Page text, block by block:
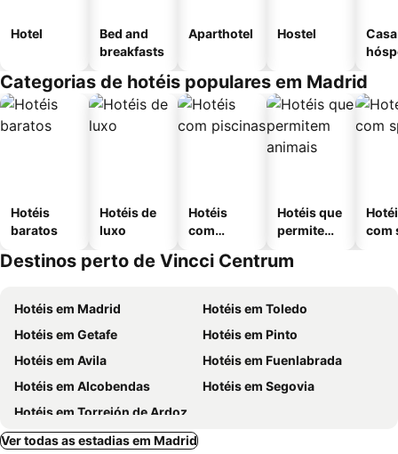
Hotel
Bed and
breakfasts
Aparthotel Hostel
Categorias de hotéis populares em Madrid
Hotéis
baratos
Hotéis de
luxo
Hotéis
com
Hotéis que
permitem
com
Destinos perto de Vincci Centrum
Hotéis em Madrid
Hotéis em Toledo
Hotéis em Getafe
Hotéis em Pinto
Hotéis em Avila
Hotéis em Fuenlabrada
Hotéis em Alcobendas
Hotéis em Segovia
Hotéis em Torrejón de Ardoz
Ver todas as estadias em Madrid